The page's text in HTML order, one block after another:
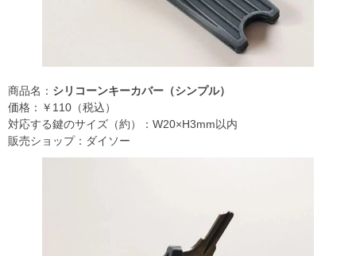
商品名： シリコーンキーカバー（シンプル）
価格：￥110（税込）
対応する鍵のサイズ（約）：W20×H3mm以内
販売ショップ：ダイソー